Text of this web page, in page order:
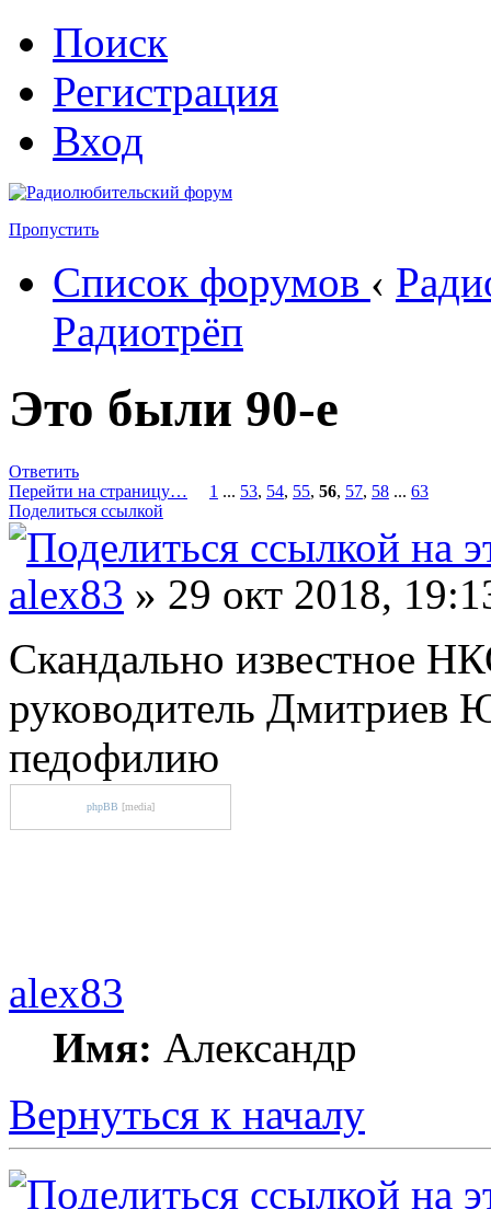
Поиск
Регистрация
Вход
Пропустить
Список форумов ‹
Радиотрёп
Это были 90-е
Ответить
Перейти на страницу…
1 ... 53, 54, 55, 56, 57, 58 ... 63
Поделиться ссылкой
alex83 » 29 окт 2018,
Скандально известное
руководитель
педофилию
phpBB [media]
alex83
Имя: Александр
Вернуться к началу